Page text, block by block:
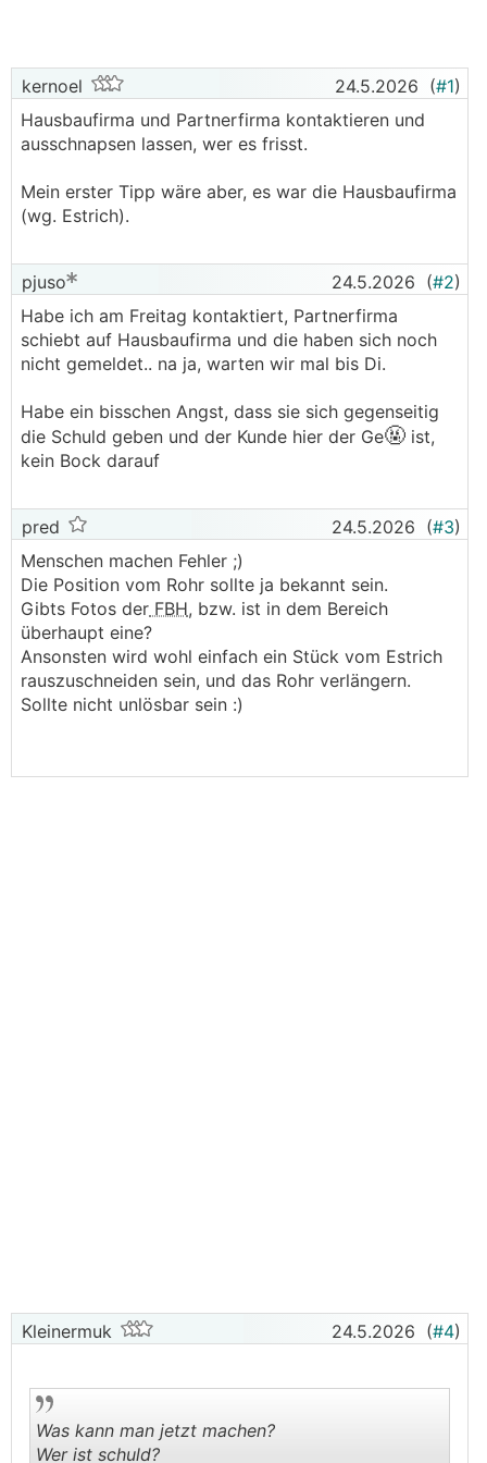
kernoel 24.5.2026 (#1)
Hausbaufirma und Partnerfirma kontaktieren und
ausschnapsen lassen, wer es frisst.
Mein erster Tipp wäre aber, es war die Hausbaufirma
(wg. Estrich).
pjuso 24.5.2026 (#2)
Habe ich am Freitag kontaktiert, Partnerfirma
schiebt auf Hausbaufirma und die haben sich noch
nicht gemeldet.. na ja, warten wir mal bis Di.
Habe ein bisschen Angst, dass sie sich gegenseitig
die Schuld geben und der Kunde hier der Ge🤬 ist,
kein Bock darauf
pred 24.5.2026 (#3)
Menschen machen Fehler ;)
Die Position vom Rohr sollte ja bekannt sein.
Gibts Fotos der FBH, bzw. ist in dem Bereich
überhaupt eine?
Ansonsten wird wohl einfach ein Stück vom Estrich
rauszuschneiden sein, und das Rohr verlängern.
Sollte nicht unlösbar sein :)
Kleinermuk 24.5.2026 (#4)
Was kann man jetzt machen?
Wer ist schuld?